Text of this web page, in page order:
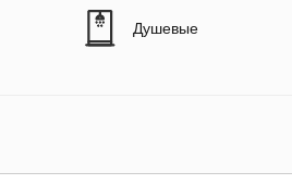
Душевые